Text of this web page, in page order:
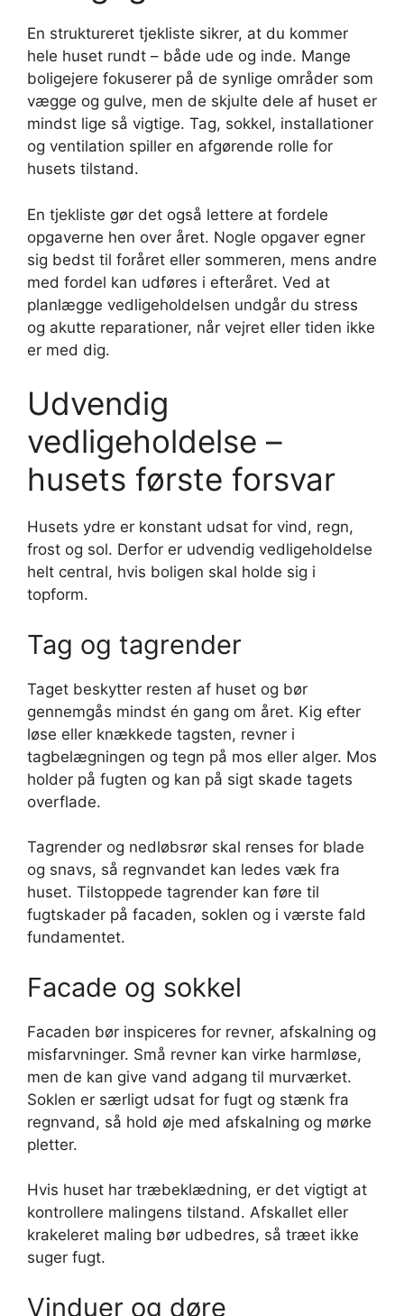
En struktureret tjekliste sikrer, at du kommer
hele huset rundt – både ude og inde. Mange
boligejere fokuserer på de synlige områder som
vægge og gulve, men de skjulte dele af huset er
mindst lige så vigtige. Tag, sokkel, installationer
og ventilation spiller en afgørende rolle for
husets tilstand.
En tjekliste gør det også lettere at fordele
opgaverne hen over året. Nogle opgaver egner
sig bedst til foråret eller sommeren, mens andre
med fordel kan udføres i efteråret. Ved at
planlægge vedligeholdelsen undgår du stress
og akutte reparationer, når vejret eller tiden ikke
er med dig.
Udvendig
vedligeholdelse –
husets første forsvar
Husets ydre er konstant udsat for vind, regn,
frost og sol. Derfor er udvendig vedligeholdelse
helt central, hvis boligen skal holde sig i
topform.
Tag og tagrender
Taget beskytter resten af huset og bør
gennemgås mindst én gang om året. Kig efter
løse eller knækkede tagsten, revner i
tagbelægningen og tegn på mos eller alger. Mos
holder på fugten og kan på sigt skade tagets
overflade.
Tagrender og nedløbsrør skal renses for blade
og snavs, så regnvandet kan ledes væk fra
huset. Tilstoppede tagrender kan føre til
fugtskader på facaden, soklen og i værste fald
fundamentet.
Facade og sokkel
Facaden bør inspiceres for revner, afskalning og
misfarvninger. Små revner kan virke harmløse,
men de kan give vand adgang til murværket.
Soklen er særligt udsat for fugt og stænk fra
regnvand, så hold øje med afskalning og mørke
pletter.
Hvis huset har træbeklædning, er det vigtigt at
kontrollere malingens tilstand. Afskallet eller
krakeleret maling bør udbedres, så træet ikke
suger fugt.
Vinduer og døre